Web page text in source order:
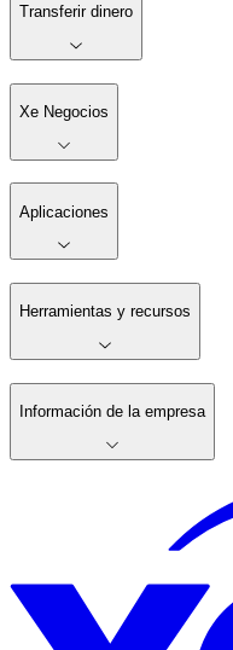
Transferir dinero
Xe Negocios
Aplicaciones
Herramientas y recursos
Información de la empresa